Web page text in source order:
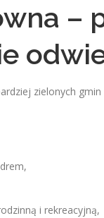
–
zielonych
i rekreacyjną,